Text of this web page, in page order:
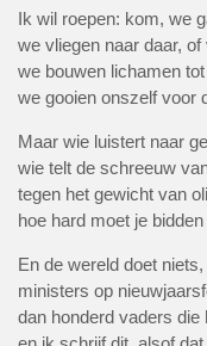
Ik wil roepen: kom, we
we vliegen naar daar,
we bouwen lichamen
we gooien onszelf voor
Maar wie luistert naar
wie telt de schreeuw
tegen het gewicht van
hoe hard moet je
En de wereld doet
ministers op
dan honderd vaders die